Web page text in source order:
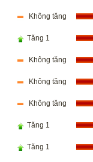
Không tăng
Tăng 1
Không tăng
Không tăng
Không tăng
Tăng 1
Tăng 1